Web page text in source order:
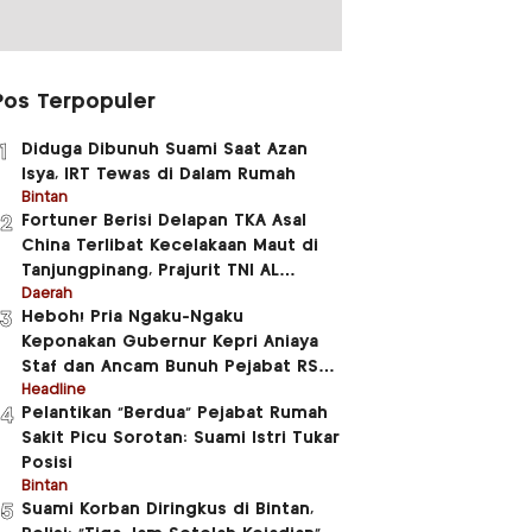
Terpopuler
Diduga Dibunuh Suami Saat Azan
Isya, IRT Tewas di Dalam Rumah
Bintan
Fortuner Berisi Delapan TKA Asal
China Terlibat Kecelakaan Maut di
Tanjungpinang, Prajurit TNI AL
Meninggal Dunia
Daerah
Heboh! Pria Ngaku-Ngaku
Keponakan Gubernur Kepri Aniaya
Staf dan Ancam Bunuh Pejabat RSUD
RAT
Headline
Pelantikan “Berdua” Pejabat Rumah
Sakit Picu Sorotan: Suami Istri Tukar
Posisi
Bintan
Suami Korban Diringkus di Bintan,